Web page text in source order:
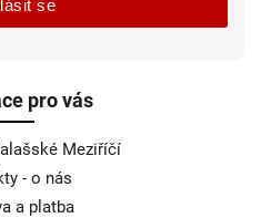
pro vás
Meziříčí
- o nás
a platba
se